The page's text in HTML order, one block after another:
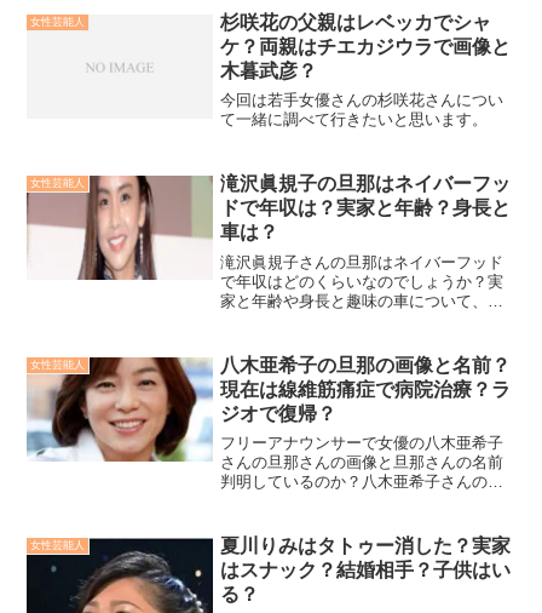
女性芸能人
杉咲花の父親はレベッカでシャ
ケ？両親はチエカジウラで画像と
木暮武彦？
今回は若手女優さんの杉咲花さんについ
て一緒に調べて行きたいと思います。
女性芸能人
滝沢眞規子の旦那はネイバーフッ
ドで年収は？実家と年齢？身長と
車は？
滝沢眞規子さんの旦那はネイバーフッド
で年収はどのくらいなのでしょうか？実
家と年齢や身長と趣味の車について、さ
女性芸能人
八木亜希子の旦那の画像と名前？
現在は線維筋痛症で病院治療？ラ
ジオで復帰？
フリーアナウンサーで女優の八木亜希子
さんの旦那さんの画像と旦那さんの名前
判明しているのか？八木亜希子さんの現
さんの今と昔、病気の事まで調べてみま
した！
女性芸能人
夏川りみはタトゥー消した？実家
はスナック？結婚相手？子供はい
る？